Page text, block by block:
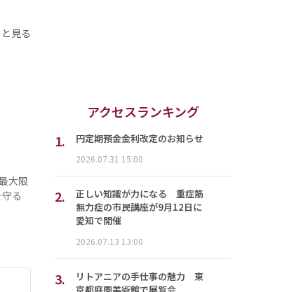
見る
大限
る
アクセスランキング
1.
円定期預金金利改定のお知らせ
2026.07.31 15:00
2.
正しい知識が力になる 重症筋
無力症の市民講座が9月12日に
愛知で開催
2026.07.13 13:00
3.
リトアニアの手仕事の魅力 東